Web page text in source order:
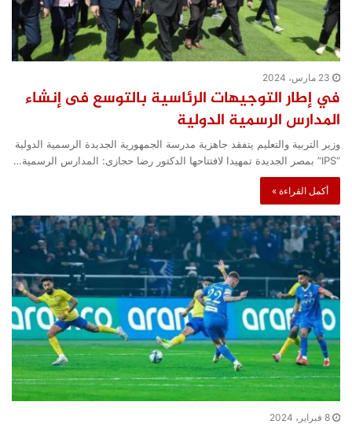
23 مارس، 2024
في إطار التوجيهات الرئاسية بالتوسع فى إنشاء
المدارس الرسمية الدولية
وزير التربية والتعليم يتفقد جاهزية مدرسة الجمهورية الجديدة الرسمية الدولية
“IPS” بمصر الجديدة تمهيدا لافتتاحها الدكتور رضا حجازى: المدارس الرسمية…
أكمل القراءة »
8 فبراير، 2024